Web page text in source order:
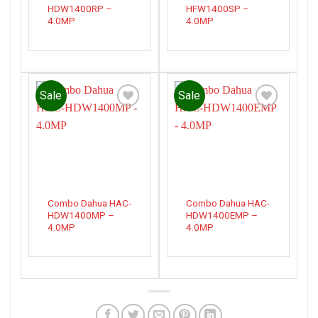
HDW1400RP –
4.0MP
HFW1400SP –
4.0MP
Sale
Combo Dahua HAC-
HDW1400MP –
4.0MP
Sale
Combo Dahua HAC-
HDW1400EMP –
4.0MP